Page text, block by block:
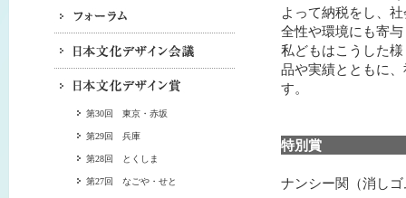
第30回 東京・赤坂
第29回 兵庫
第28回 とくしま
第27回 なごや・せと
よって納税をし、
全性や環境にも寄
私どもはこうした
品や実績とともに
す。
特別賞
ナンシー関（消し